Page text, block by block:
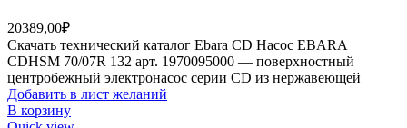
20389,00₽
Скачать технический каталог Ebara CD Насос EBARA
CDHSM 70/07R 132 арт. 1970095000 — поверхностный
центробежный электронасос серии CD из нержавеющей
Добавить в лист желаний
В корзину